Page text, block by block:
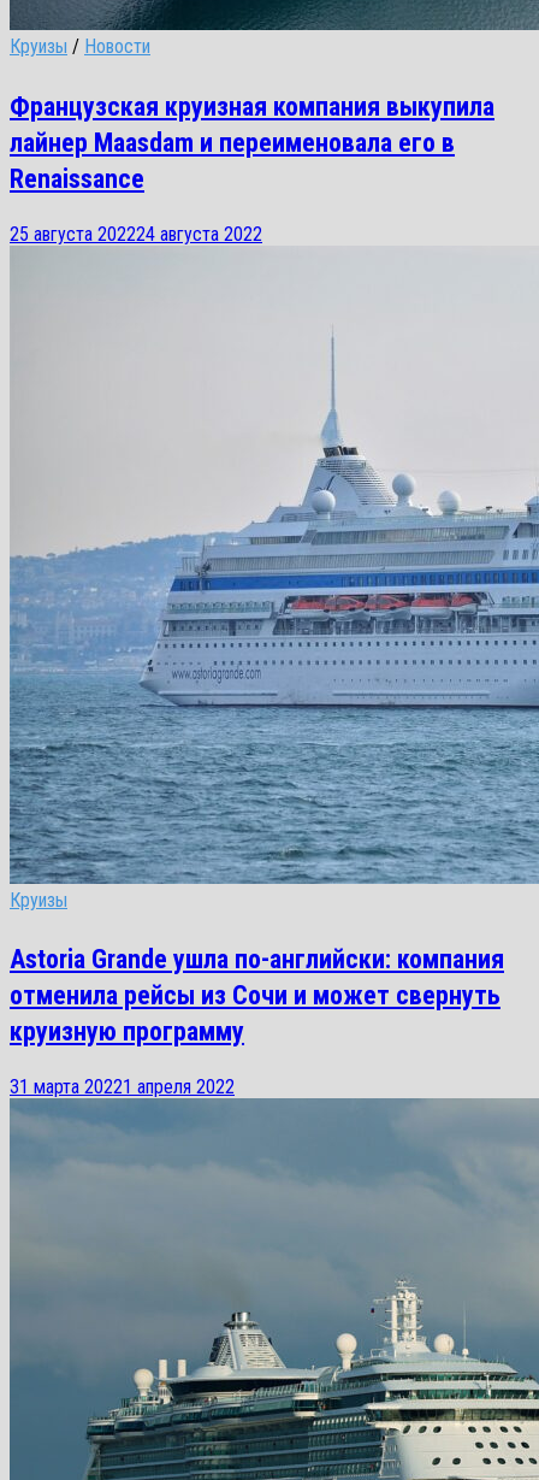
Круизы / Новости
Французская круизная компания выкупила
лайнер Maasdam и переименовала его в
Renaissance
25 августа 202224 августа 2022
Круизы
Astoria Grande ушла по-английски: компания
отменила рейсы из Сочи и может свернуть
круизную программу
31 марта 20221 апреля 2022